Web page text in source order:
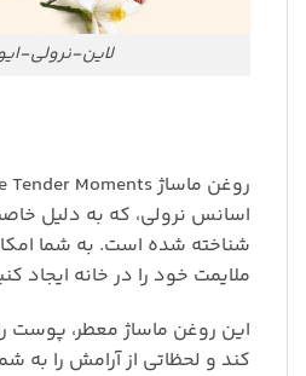
لاین-نرولی-
اسانس نرولی، که به دلیل
شناخته شده است. به شما
ملایمت خود را در خانه ایجاد
این روغن ماساژ معطر، پوست
کند و لحظاتی از آرامش را به